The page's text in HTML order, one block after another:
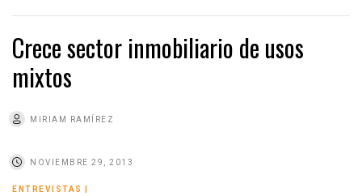
Crece sector inmobiliario de usos
mixtos
MIRIAM RAMÍREZ
NOVIEMBRE 29, 2013
ENTREVISTAS